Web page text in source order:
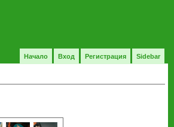
Начало Вход Регистрация Sidebar